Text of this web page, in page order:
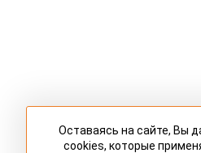
Оставаясь на сайте, Вы
cookies, которые